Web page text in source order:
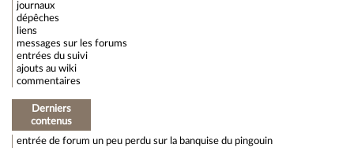
journaux
dépêches
liens
messages sur les forums
entrées du suivi
ajouts au wiki
commentaires
Derniers
contenus
entrée de forum un peu perdu sur la banquise du pingouin